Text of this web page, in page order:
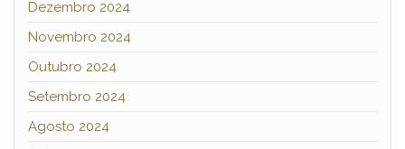
Dezembro 2024
Novembro 2024
Outubro 2024
Setembro 2024
Agosto 2024